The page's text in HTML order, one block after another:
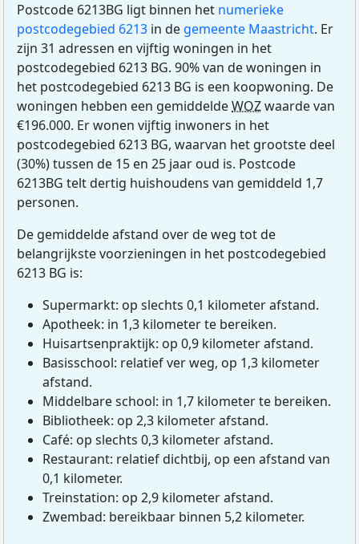
Postcode 6213BG ligt binnen het numerieke
postcodegebied 6213 in de gemeente Maastricht. Er
zijn 31 adressen en vijftig woningen in het
postcodegebied 6213 BG. 90% van de woningen in
het postcodegebied 6213 BG is een koopwoning. De
woningen hebben een gemiddeldeWOZwaarde van
€196.000. Er wonen vijftig inwoners in het
postcodegebied 6213 BG, waarvan het grootste deel
(30%) tussen de 15 en 25 jaar oud is. Postcode
6213BG telt dertig huishoudens van gemiddeld 1,7
personen.
De gemiddelde afstand over de weg tot de
belangrijkste voorzieningen in het postcodegebied
6213 BG is:
Supermarkt: op slechts 0,1 kilometer afstand.
Apotheek: in 1,3 kilometer te bereiken.
Huisartsenpraktijk: op 0,9 kilometer afstand.
Basisschool: relatief ver weg, op 1,3 kilometer
afstand.
Middelbare school: in 1,7 kilometer te bereiken.
Bibliotheek: op 2,3 kilometer afstand.
Café: op slechts 0,3 kilometer afstand.
Restaurant: relatief dichtbij, op een afstand van
0,1 kilometer.
Treinstation: op 2,9 kilometer afstand.
Zwembad: bereikbaar binnen 5,2 kilometer.